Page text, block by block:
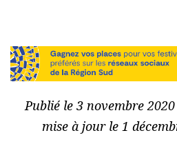
Publié le 3 novembre
mise à jour le 1